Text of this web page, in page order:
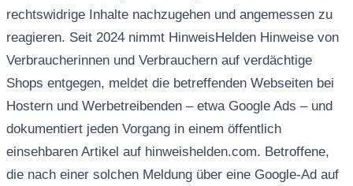
rechtswidrige Inhalte nachzugehen und angemessen zu
reagieren. Seit 2024 nimmt HinweisHelden Hinweise von
Verbraucherinnen und Verbrauchern auf verdächtige
Shops entgegen, meldet die betreffenden Webseiten bei
Hostern und Werbetreibenden – etwa Google Ads – und
dokumentiert jeden Vorgang in einem öffentlich
einsehbaren Artikel auf hinweishelden.com. Betroffene,
die nach einer solchen Meldung über eine Google-Ad auf